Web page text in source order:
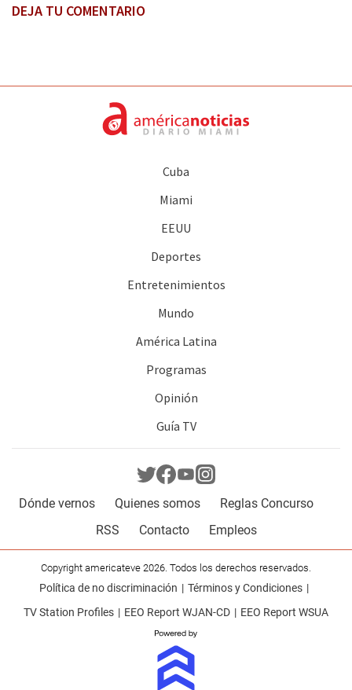
DEJA TU COMENTARIO
Cuba
Miami
EEUU
Deportes
Entretenimientos
Mundo
América Latina
Programas
Opinión
Guía TV
Dónde vernos Quienes somos
Reglas Concurso
RSS
Contacto Empleos
Copyright americateve 2026. Todos los derechos reservados.
Política de no discriminación
Términos y Condiciones
TV Station Profiles
EEO Report WJAN-CD EEO Report WSUA